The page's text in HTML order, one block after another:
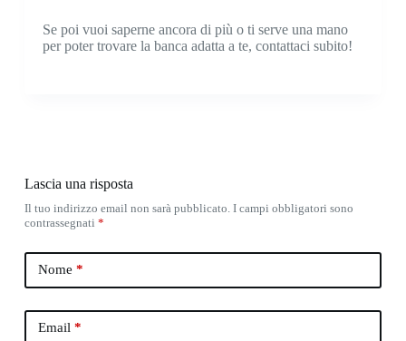
Se poi vuoi saperne ancora di più o ti serve una mano
per poter trovare la banca adatta a te, contattaci subito!
Lascia una risposta
Il tuo indirizzo email non sarà pubblicato. I campi obbligatori sono
contrassegnati *
Nome *
Email *